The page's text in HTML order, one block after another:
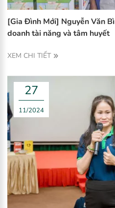
[Gia Đình Mới] Nguyễn Văn
doanh tài năng và tâm huyết
XEM CHI TIẾT
27
11/2024